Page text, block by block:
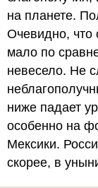
на планете.
Очевидно, что
мало по
невесело. Не
ниже падает
особенно на
Мексики.
скорее, в